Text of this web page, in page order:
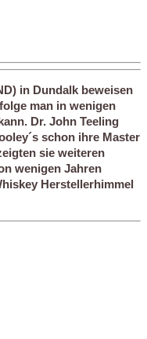
in Dundalk beweisen
man in wenigen
Dr. John Teeling
schon ihre Master
sie weiteren
wenigen Jahren
Herstellerhimmel